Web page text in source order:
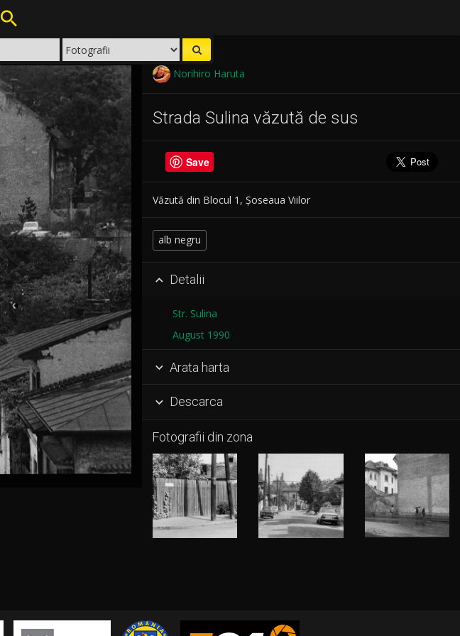

Norihiro Haruta
Strada Sulina văzută de sus
Save
Văzută din Blocul 1, Șoseaua Viilor
alb negru
 Detalii
Str. Sulina
August 1990
 Arata harta
 Descarca
Fotografii din zona